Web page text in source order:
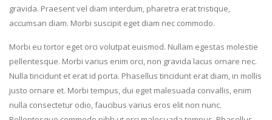
gravida. Praesent vel diam interdum, pharetra erat tristique,
accumsan diam. Morbi suscipit eget diam nec commodo.
Morbi eu tortor eget orci volutpat euismod. Nullam egestas molestie
pellentesque. Morbi varius enim orci, non gravida lacus ornare nec.
Nulla tincidunt et erat id porta. Phasellus tincidunt erat diam, in mollis
justo ornare et. Morbi tempus, dui eget malesuada convallis, enim
nulla consectetur odio, faucibus varius eros elit non nunc.